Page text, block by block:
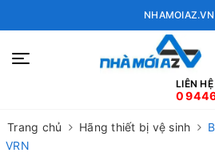
NHAMOIAZ.VN
LIÊN
Trang chủ Hãng thiết bị vệ sinh
VRN